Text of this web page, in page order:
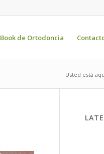
Book de Ortodoncia
Usted está